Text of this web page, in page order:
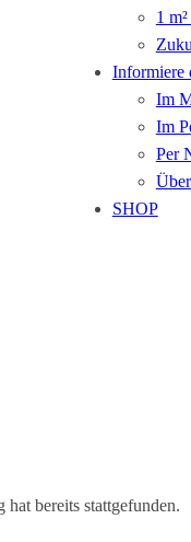
1
Informiere
Im
Im
Per
SHOP
hat bereits stattgefunden.